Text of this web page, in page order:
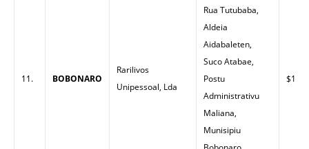
11. BOBONARO
Rarilivos
Unipessoal, Lda
Rua Tutubaba,
Aldeia
Aidabaleten,
Suco Atabae,
Postu
Administrativu
Maliana,
Munisipiu
$1.51